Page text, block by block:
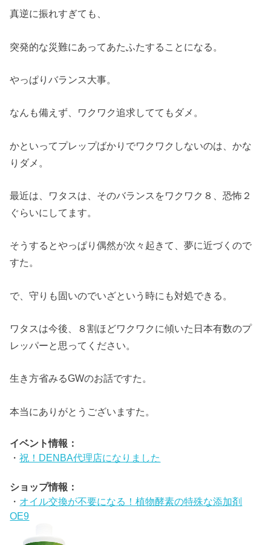
真逆に振れすぎても、
突発的な災難にあってあたふたすることになる。
やっぱりバランス大事。
なんも備えず、ワクワク追求しててもダメ。
かといってプレップばかりでワクワクしないのは、かな
りダメ。
最近は、ワタスは、そのバランスをワクワク８、恐怖２
ぐらいにしてます。
そうするとやっぱり偶然が次々起きて、夢に近づくので
すた。
で、守りも固いのでいざという時にも対処できる。
ワタスは今後、８割ほどワクワクに傾いた日本有数のプ
レッパーと思ってください。
生き方省みるGWのお話ですた。
本当にありがとうございますた。
イベント情報：
・祝！DENBA代理店になりました
ショップ情報：
・ オイル交換が不要になる！植物酵素の特殊な添加剤
OE9